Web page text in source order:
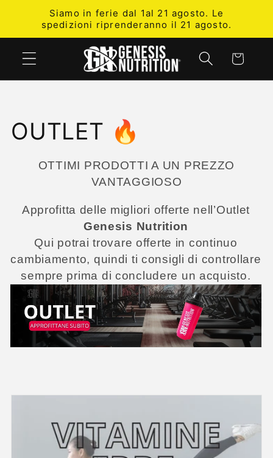
direttamente
ai contenuti
Siamo in ferie dal 1al 21 agosto. Le
spedizioni riprenderanno il 21 agosto.
Carrello
C
z
e
OUTLET 🔥
OTTIMI PRODOTTI A UN PREZZO
VANTAGGIOSO
Approfitta delle migliori offerte nell’Outlet
Genesis Nutrition
Qui potrai trovare offerte in continuo
cambiamento, quindi ti consigli di controllare
sempre prima di concludere un acquisto.